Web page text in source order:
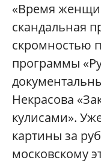
«Время
скандальная
скромностью
программы
Некрасова
кулисами».
картины за
московскому